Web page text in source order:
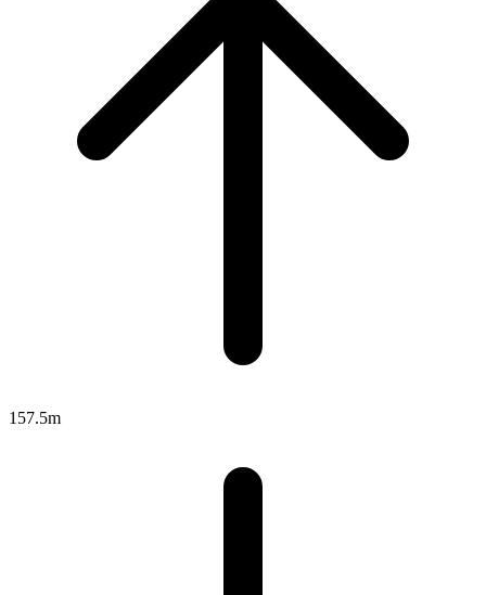
157.5m